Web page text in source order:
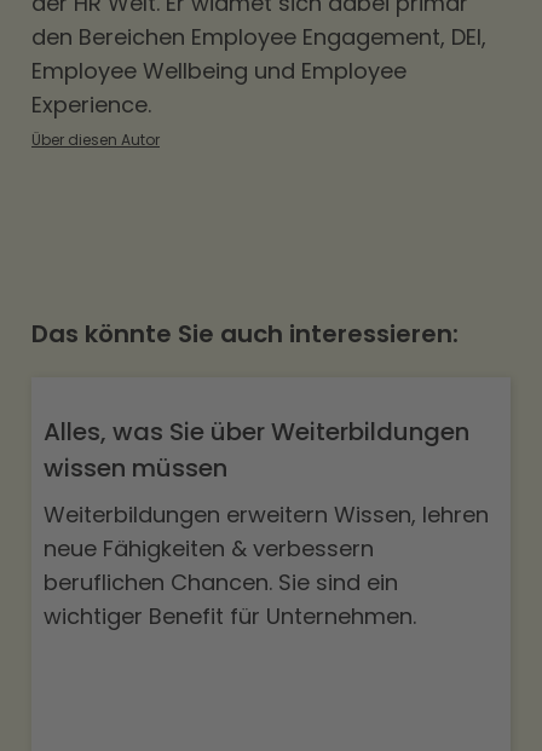
den Bereichen Employee Engagement, DEI,
Employee Wellbeing und Employee
Experience.
Über diesen Autor
Das könnte Sie auch interessieren:
Alles, was Sie über Weiterbildungen
wissen müssen
Weiterbildungen erweitern Wissen, lehren
neue Fähigkeiten & verbessern
beruflichen Chancen. Sie sind ein
wichtiger Benefit für Unternehmen.